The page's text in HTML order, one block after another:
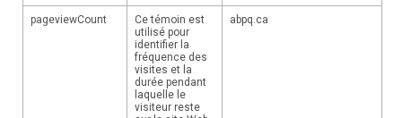
pageviewCount
Ce témoin est
utilisé pour
identifier la
fréquence des
visites et la
durée pendant
laquelle le
visiteur reste
abpq.ca